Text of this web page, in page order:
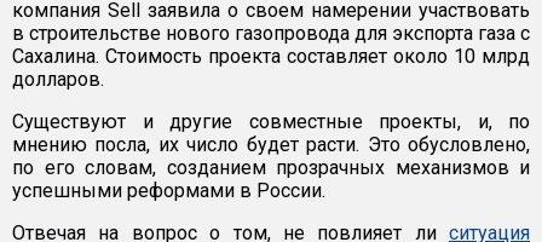
компания Sell заявила о своем намерении участвовать
в строительстве нового газопровода для экспорта газа с
Сахалина. Стоимость проекта составляет около 10 млрд
долларов.
Существуют и другие совместные проекты, и, по
мнению посла, их число будет расти. Это обусловлено,
по его словам, созданием прозрачных механизмов и
успешными реформами в России.
Отвечая на вопрос о том, не повлияет ли ситуация